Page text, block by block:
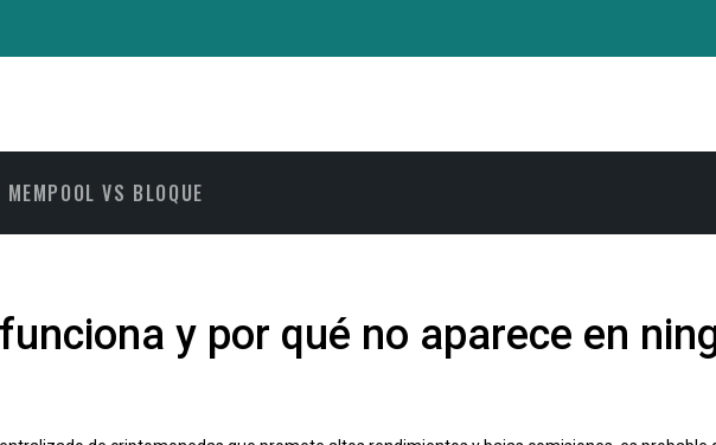
MEMPOOL VS BLOQUE
y por qué no aparece en